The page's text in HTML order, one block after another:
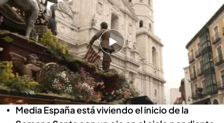
Redacción digital Noticias Cuatro
13 ABR 2025 - 15:08h.
Las procesiones de Semana Santa salen a las
calles en este Domingo de Ramos amenazado
por lluvia
Media España está viviendo el inicio de la